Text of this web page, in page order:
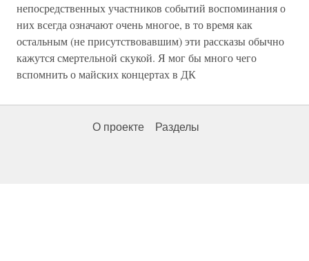
непосредственных участников событий воспоминания о
них всегда означают очень многое, в то время как
остальным (не присутствовавшим) эти рассказы обычно
кажутся смертельной скукой. Я мог бы много чего
вспомнить о майских концертах в ДК
О проекте Разделы